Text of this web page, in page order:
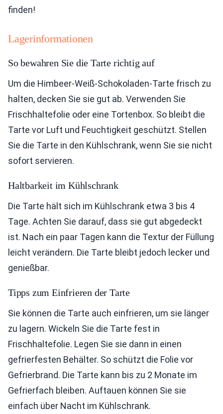
finden!
Lagerinformationen
So bewahren Sie die Tarte richtig auf
Um die Himbeer-Weiß-Schokoladen-Tarte frisch zu
halten, decken Sie sie gut ab. Verwenden Sie
Frischhaltefolie oder eine Tortenbox. So bleibt die
Tarte vor Luft und Feuchtigkeit geschützt. Stellen
Sie die Tarte in den Kühlschrank, wenn Sie sie nicht
sofort servieren.
Haltbarkeit im Kühlschrank
Die Tarte hält sich im Kühlschrank etwa 3 bis 4
Tage. Achten Sie darauf, dass sie gut abgedeckt
ist. Nach ein paar Tagen kann die Textur der Füllung
leicht verändern. Die Tarte bleibt jedoch lecker und
genießbar.
Tipps zum Einfrieren der Tarte
Sie können die Tarte auch einfrieren, um sie länger
zu lagern. Wickeln Sie die Tarte fest in
Frischhaltefolie. Legen Sie sie dann in einen
gefrierfesten Behälter. So schützt die Folie vor
Gefrierbrand. Die Tarte kann bis zu 2 Monate im
Gefrierfach bleiben. Auftauen können Sie sie
einfach über Nacht im Kühlschrank.